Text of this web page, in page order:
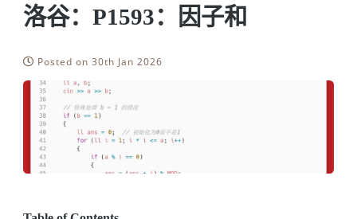
洛谷：P1593：因子和
Posted on 30th Jan 2026